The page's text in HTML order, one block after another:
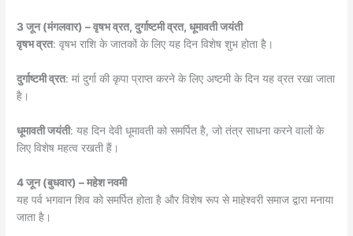
3 जून (मंगलवार) – वृषभ व्रत, दुर्गाष्टमी व्रत, धूमावती जयंती
वृषभ व्रत: वृषभ राशि के जातकों के लिए यह दिन विशेष शुभ होता है।
दुर्गाष्टमी व्रत: मां दुर्गा की कृपा प्राप्त करने के लिए अष्टमी के दिन यह व्रत रखा जाता
है।
धूमावती जयंती: यह दिन देवी धूमावती को समर्पित है, जो तंत्र साधना करने वालों के
लिए विशेष महत्व रखती हैं।
4 जून (बुधवार) – महेश नवमी
यह पर्व भगवान शिव को समर्पित होता है और विशेष रूप से माहेश्वरी समाज द्वारा मनाया
जाता है।